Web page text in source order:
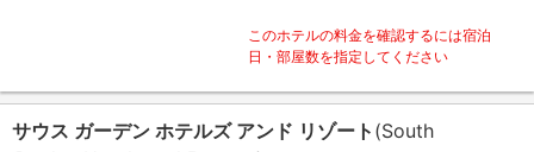
このホテルの料金を確認するには宿泊
日・部屋数を指定してください
サウス ガーデン ホテルズ アンド リゾート (South